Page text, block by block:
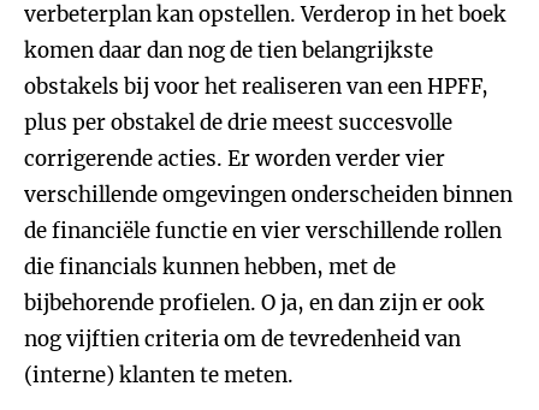
verbeterplan kan opstellen. Verderop in het boek
komen daar dan nog de tien belangrijkste
obstakels bij voor het realiseren van een HPFF,
plus per obstakel de drie meest succesvolle
corrigerende acties. Er worden verder vier
verschillende omgevingen onderscheiden binnen
de financiële functie en vier verschillende rollen
die financials kunnen hebben, met de
bijbehorende profielen. O ja, en dan zijn er ook
nog vijftien criteria om de tevredenheid van
(interne) klanten te meten.